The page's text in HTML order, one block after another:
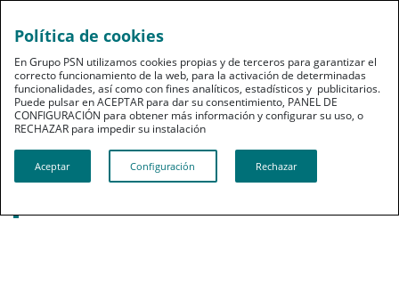
Noticias destacadas
El COF de Jaén y PSN renuevan su
Política de cookies
En Grupo PSN utilizamos cookies propias y de terceros para garantizar el
correcto funcionamiento de la web, para la activación de determinadas
funcionalidades, así como con fines analíticos, estadísticos y publicitarios.
Puede pulsar en ACEPTAR para dar su consentimiento, PANEL DE
CONFIGURACIÓN para obtener más información y configurar su uso, o
RECHAZAR para impedir su instalación​​​​​​​
Aceptar Configuración Rechazar